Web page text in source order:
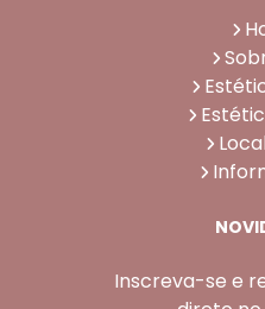
Inscreva-se e